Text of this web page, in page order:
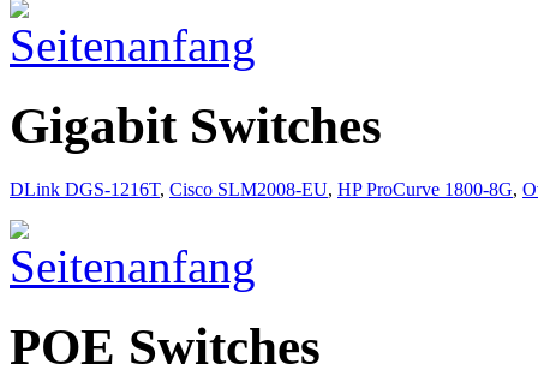
Gigabit Switches
DLink DGS-1216T, Cisco SLM2008-EU, HP ProCurve 1800-8G,
POE Switches